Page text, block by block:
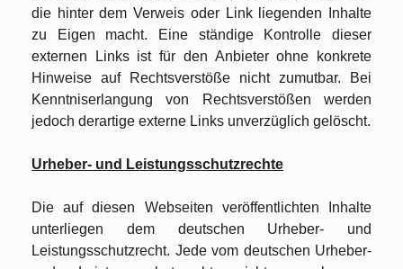
die hinter dem Verweis oder Link liegenden Inhalte
zu Eigen macht. Eine ständige Kontrolle dieser
externen Links ist für den Anbieter ohne konkrete
Hinweise auf Rechtsverstöße nicht zumutbar. Bei
Kenntniserlangung von Rechtsverstößen werden
jedoch derartige externe Links unverzüglich gelöscht.
Urheber- und Leistungsschutzrechte
Die auf diesen Webseiten veröffentlichten Inhalte
unterliegen dem deutschen Urheber- und
Leistungsschutzrecht. Jede vom deutschen Urheber-